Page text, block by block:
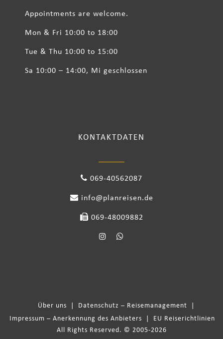
Appointments are welcome.
Mon & Fri 10:00 to 18:00
Tue & Thu 10:00 to 15:00
Sa 10:00 – 14:00, Mi geschlossen
KONTAKTDATEN
069-40562087
info@planreisen.de
069-48009882
Über uns Datenschutz – Reisemanagement
Impressum – Anerkennung des Anbieters
EU Reiserichtlinien
All Rights Reserved. © 2005-2026